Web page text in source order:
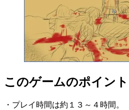
このゲームのポイント
・プレイ時間は約１３～４時間。